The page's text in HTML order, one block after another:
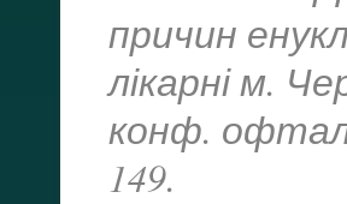
причин
лікарні м.
конф.
149.